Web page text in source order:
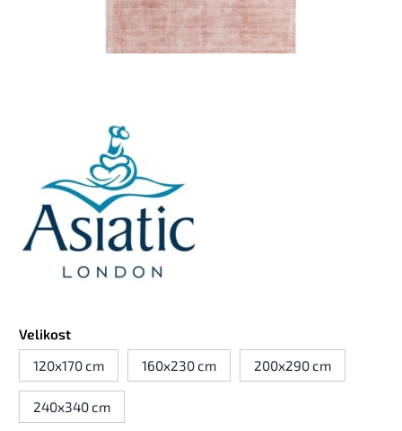
Velikost
120x170 cm
160x230 cm 200x290 cm
240x340 cm